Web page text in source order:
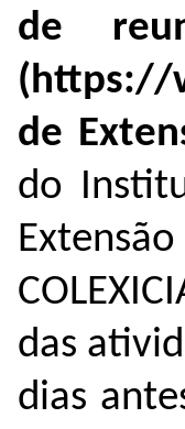
de
(https://
de
do
das
dias